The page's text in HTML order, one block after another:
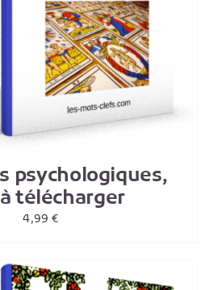
psychologiques,
télécharger
4,99€